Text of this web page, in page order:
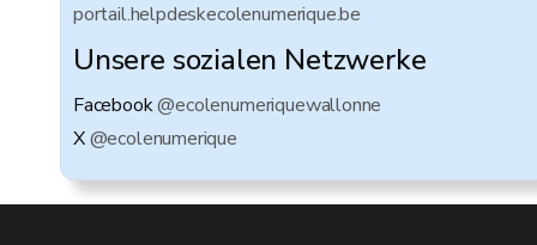
portail.helpdeskecolenumerique.be
Unsere sozialen Netzwerke
Facebook@ecolenumeriquewallonne
X@ecolenumerique